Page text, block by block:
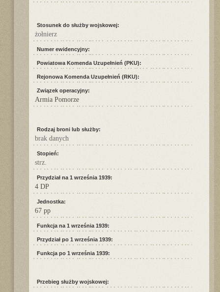
Stosunek do służby wojskowej:
żołnierz
Numer ewidencyjny:
Powiatowa Komenda Uzupełnień (PKU):
Rejonowa Komenda Uzupełnień (RKU):
Związek operacyjny:
Armia Pomorze
Rodzaj broni lub służby:
brak danych
Stopień:
strz.
Przydział na 1 września 1939:
4 DP
Jednostka:
67 pp
Funkcja na 1 września 1939:
Przydział po 1 września 1939:
Funkcja po 1 września 1939:
Przebieg służby wojskowej: